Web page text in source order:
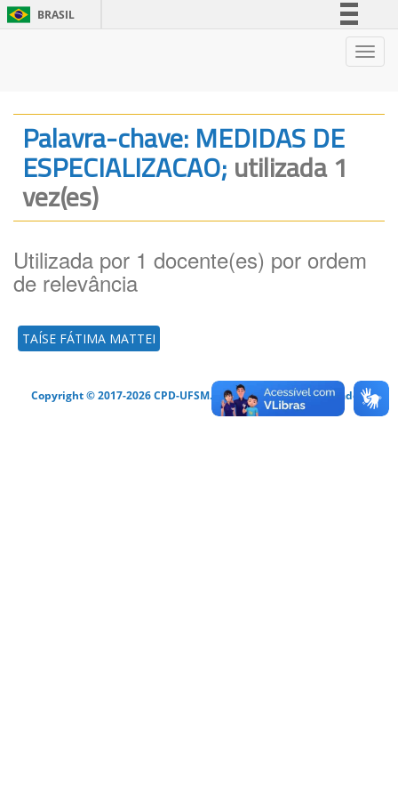
BRASIL
Legislação
Canais
Palavra-chave: MEDIDAS DE
ESPECIALIZACAO; utilizada 1
vez(es)
Utilizada por 1 docente(es) por ordem
de relevância
TAÍSE FÁTIMA MATTEI
Copyright © 2017-2026 CPD-UFSM. Todos os direitos reservados.